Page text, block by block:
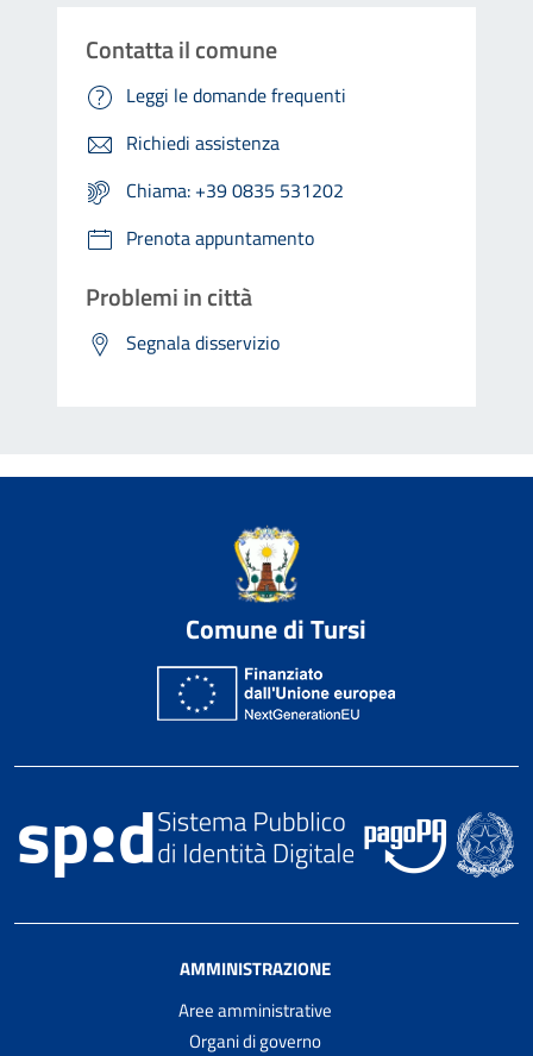
Contatta il comune
Leggi le domande frequenti
Richiedi assistenza
Chiama: +39 0835 531202
Prenota appuntamento
Problemi in città
Segnala disservizio
Comune di Tursi
AMMINISTRAZIONE
Aree amministrative
Organi di governo